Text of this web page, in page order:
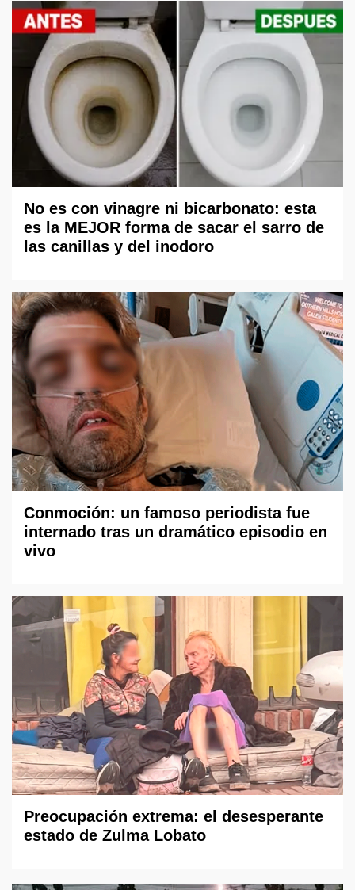
No es con vinagre ni bicarbonato: esta
es la MEJOR forma de sacar el sarro de
las canillas y del inodoro
Conmoción: un famoso periodista fue
internado tras un dramático episodio en
vivo
Preocupación extrema: el desesperante
estado de Zulma Lobato